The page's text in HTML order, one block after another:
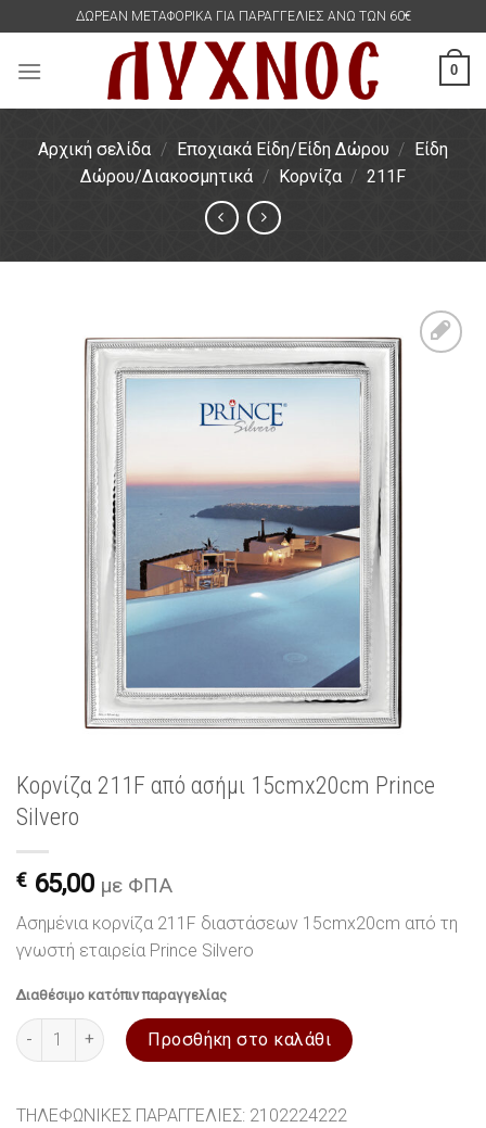
content
ΔΩΡΕΑΝ ΜΕΤΑΦΟΡΙΚΑ ΓΙΑ ΠΑΡΑΓΓΕΛΙΕΣ ΑΝΩ ΤΩΝ 60€
0
Αρχική σελίδα / Εποχιακά Είδη/Είδη Δώρου / Είδη
Δώρου/Διακοσμητικά / Κορνίζα / 211F
Πρόσθήκη
επιθυμιών
Κορνίζα 211F από ασήμι 15cmx20cm Prince
Silvero
€ 65,00 με ΦΠΑ
Ασημένια κορνίζα 211F διαστάσεων 15cmx20cm από τη
γνωστή εταιρεία Prince Silvero
Διαθέσιμο κατόπιν παραγγελίας
Κορνίζα 211F από ασήμι 15cmx20cm Prince Silvero ποσότητα
Προσθήκη στο καλάθι
ΤΗΛΕΦΩΝΙΚΕΣ ΠΑΡΑΓΓΕΛΙΕΣ: 2102224222